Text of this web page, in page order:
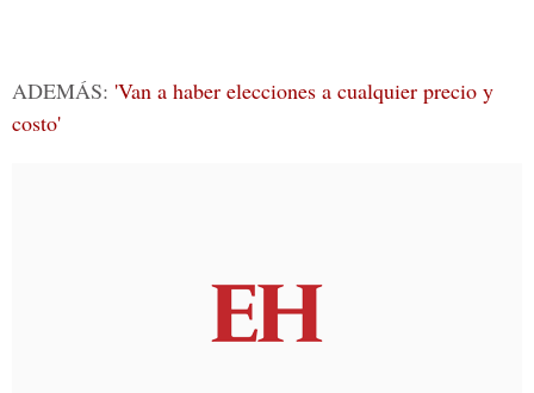
ADEMÁS: 'Van a haber elecciones a cualquier precio y
costo'